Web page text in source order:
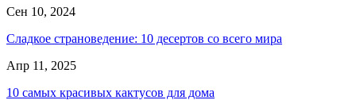
Сен 10, 2024
Сладкое страноведение: 10 десертов со всего мира
Апр 11, 2025
10 самых красивых кактусов для дома